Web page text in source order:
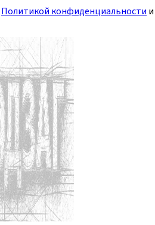
Политикой конфиденциальности и